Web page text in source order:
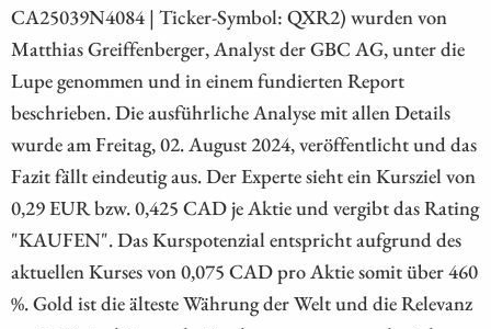
CA25039N4084 | Ticker-Symbol: QXR2) wurden von
Matthias Greiffenberger, Analyst der GBC AG, unter die
Lupe genommen und in einem fundierten Report
beschrieben. Die ausführliche Analyse mit allen Details
wurde am Freitag, 02. August 2024, veröffentlicht und das
Fazit fällt eindeutig aus. Der Experte sieht ein Kursziel von
0,29 EUR bzw. 0,425 CAD je Aktie und vergibt das Rating
"KAUFEN". Das Kurspotenzial entspricht aufgrund des
aktuellen Kurses von 0,075 CAD pro Aktie somit über 460
%. Gold ist die älteste Währung der Welt und die Relevanz